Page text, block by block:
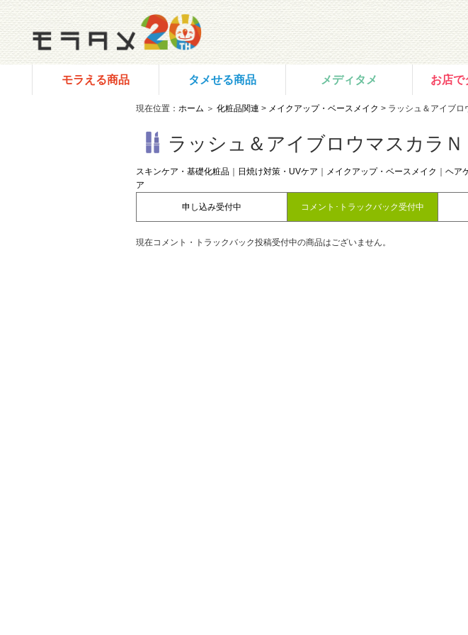
モラえる商品 タメせる商品 メディタメ お店で
現在位置： ホーム ＞ 化粧品関連 > メイクアップ・ベースメイク > ラッシュ＆アイブロ
ラッシュ＆アイブロウマスカラＮ
スキンケア・基礎化粧品 日焼け対策・UVケア メイクアップ・ベースメイク ヘア
ア
申し込み受付中 コメント･トラックバック受付中
現在コメント・トラックバック投稿受付中の商品はございません。